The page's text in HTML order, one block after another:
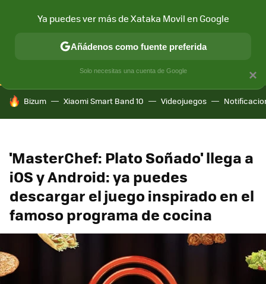
CONECTIVIDAD MÓVIL Y SOCIEDAD APLICACIONES
HOY SE HABLA DE
Bizum Xiaomi Smart Band 10 Videojuegos
'MasterChef: Plato Soñado' llega a
iOS y Android: ya puedes
descargar el juego inspirado en el
famoso programa de cocina
×
Ya puedes ver más de Xataka Movil en Google
Añádenos como fuente preferida
Solo necesitas una cuenta de Google